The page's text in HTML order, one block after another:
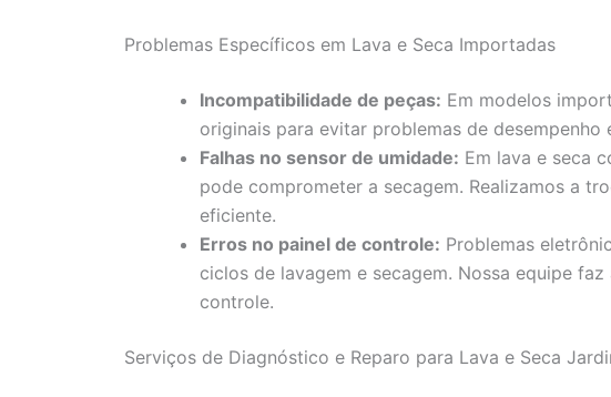
Problemas Específicos em Lava e Seca Importadas
Incompatibilidade de peças: Em modelos
originais para evitar problemas de
Falhas no sensor de umidade: Em lava e seca
pode comprometer a secagem. Realizamos a
eficiente.
Erros no painel de controle: Problemas
ciclos de lavagem e secagem. Nossa equipe
controle.
Serviços de Diagnóstico e Reparo para Lava e Seca